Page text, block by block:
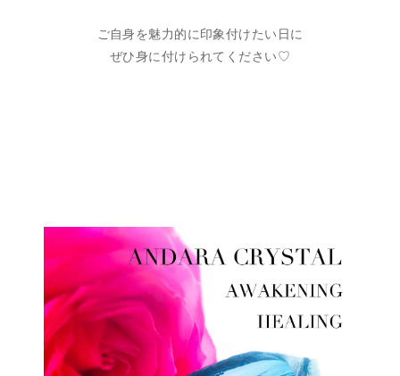
ご自身を魅力的に印象付けたい日に
ぜひ身に付けられてください♡